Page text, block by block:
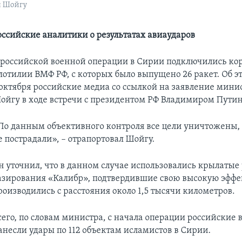
Шойгу
аналитики о результатах авиаударов
военной операции в Сирии подключились
ВМФ РФ, с которых было выпущено 26 ракет. Об
российские медиа со ссылкой на заявление
в ходе встречи с президентом РФ Владимиром
данным объективного контроля все цели
пострадали», – отрапортовал Шойгу.
уточнил, что в данном случае использовались
«Калибр», подтвердившие свою высокую
с расстояния около 1,5 тысячи километров.
по словам министра, с начала операции
удары по 112 объектам исламистов в Сирии.